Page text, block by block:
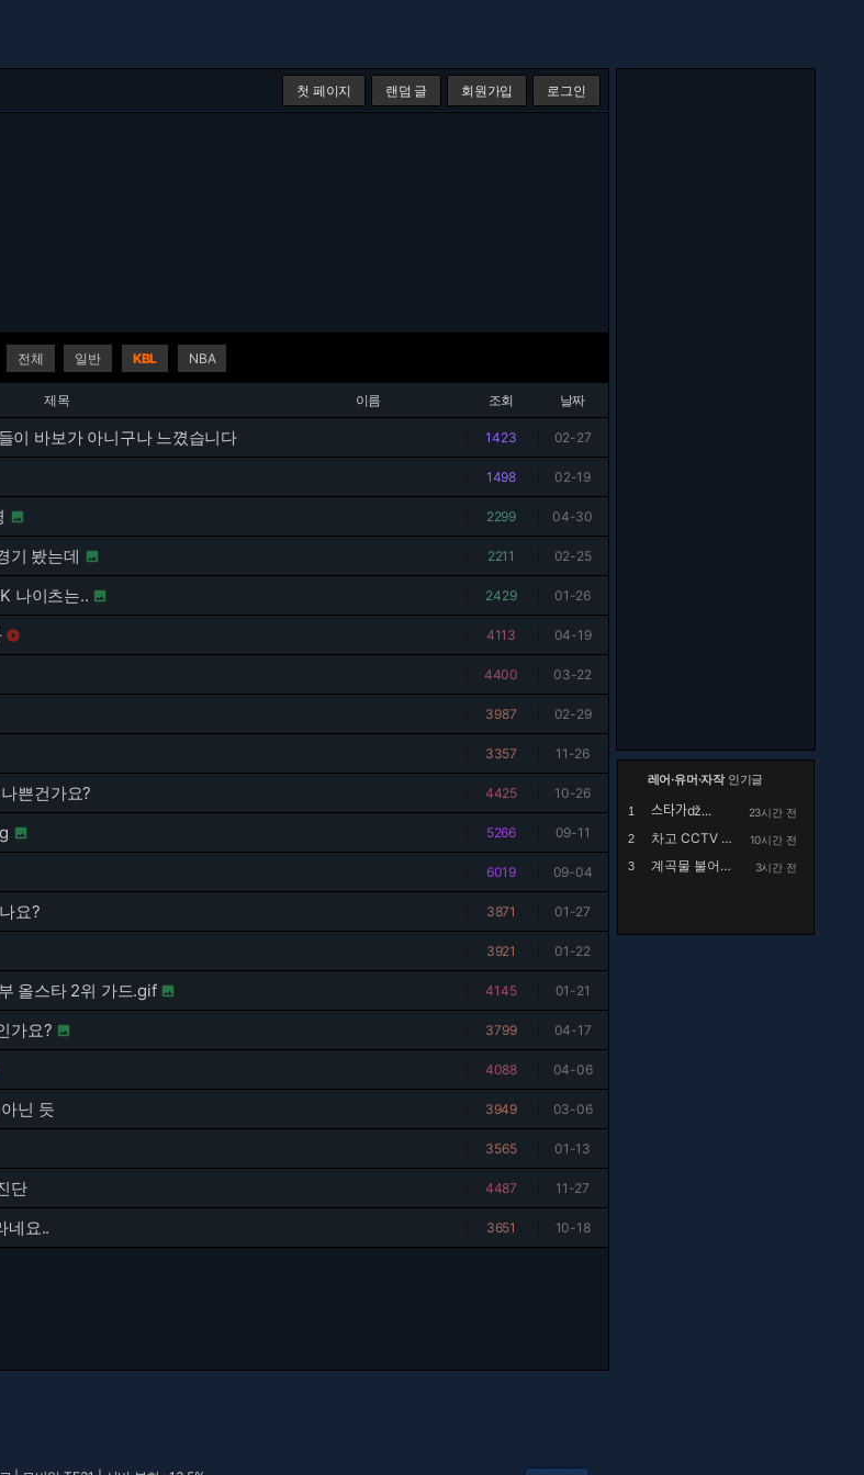
첫 페이지 랜덤 글 회원가입 로그인
전체 일반 KBL NBA
제목 이름 조회 날짜
이 바보가 아니구나 느꼈습니다 1423 02-27
1498 02-19
 2299 04-30
기 봤는데  2211 02-25
나이츠는..  2429 01-26
 4113 04-19
4400 03-22
3987 02-29
3357 11-26
쁜건가요? 4425 10-26
 5266 09-11
6019 09-04
요? 3871 01-27
3921 01-22
올스타 2위 가드.gif  4145 01-21
가요?  3799 04-17
4088 04-06
닌 듯 3949 03-06
3565 01-13
단 4487 11-27
네요.. 3651 10-18
레어·유머·자작인기글
1 스타가ǆ...
23시간 전
2
차고 CCTV 설치 후 영상확인하며 충격받은 남자
10시간 전
3
계곡물 불어나는 속도 3시간 전